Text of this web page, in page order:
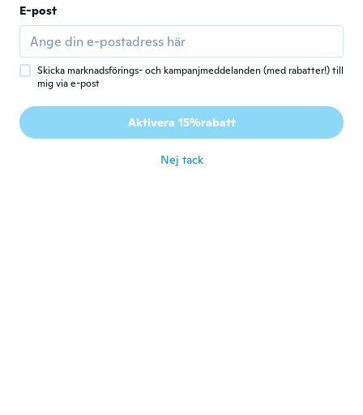
för 5 år sen
S Sandie
Gick med 2020 · 198 recensioner · 1 uppladdningar
E-post
Skicka marknadsförings- och kampanjmeddelanden (med rabatter!) till
mig via e-post
Aktivera 15%rabatt
Nej tack